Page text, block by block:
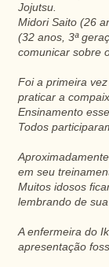
Jojutsu.
Midori Saito (26
(32 anos, 3ª
comunicar sobre
Foi a primeira
praticar a
Ensinamento
Todos
em seu
Muitos idosos
lembrando de
A enfermeira do
apresentação